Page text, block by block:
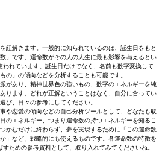
紐解きます。一般的に知られているのは、誕生日をもと
」です。運命数がその人の人生に最も影響を与えるとい
れています。誕生日だけでなく、名前も数字変換して
の」の傾向などを分析することも可能です。
があり、精神世界色の強いもの、数字のエネルギーを純
ります。どれが正解ということはなく、自分に合ってい
び、日々の参考にしてください。
や恋愛の傾向などの自己分析ツールとして、どなたも取
のエネルギー、つまり運命数の持つエネルギーを知るこ
かむだけに終わらず、夢を実現するために「この運命数
」など、戦略的にも使えるものです。各運命数の特徴を
ための参考資料として、取り入れてみてくださいね。